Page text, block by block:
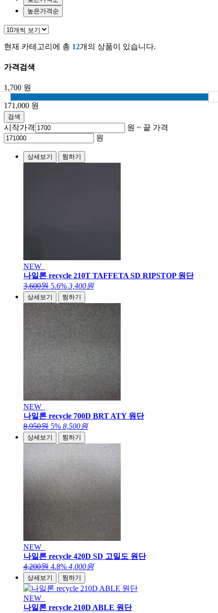
높은가격순
현재 카테고리에 총 12개의 상품이 있습니다.
가격검색
1,700 원
171,000 원
검색
시작가격 원 ~ 끝 가격
원
상세보기 찜하기
NEW
나일론 recycle 210T TAFFETA SD RIPSTOP 원단
3,600원 5.6% 3,400원
상세보기 찜하기
NEW
나일론 recycle 700D BRT ATY 원단
8,950원 5% 8,500원
상세보기 찜하기
NEW
나일론 recycle 420D SD 고밀도 원단
4,200원 4.8% 4,000원
상세보기 찜하기
NEW
나일론 recycle 210D ABLE 원단